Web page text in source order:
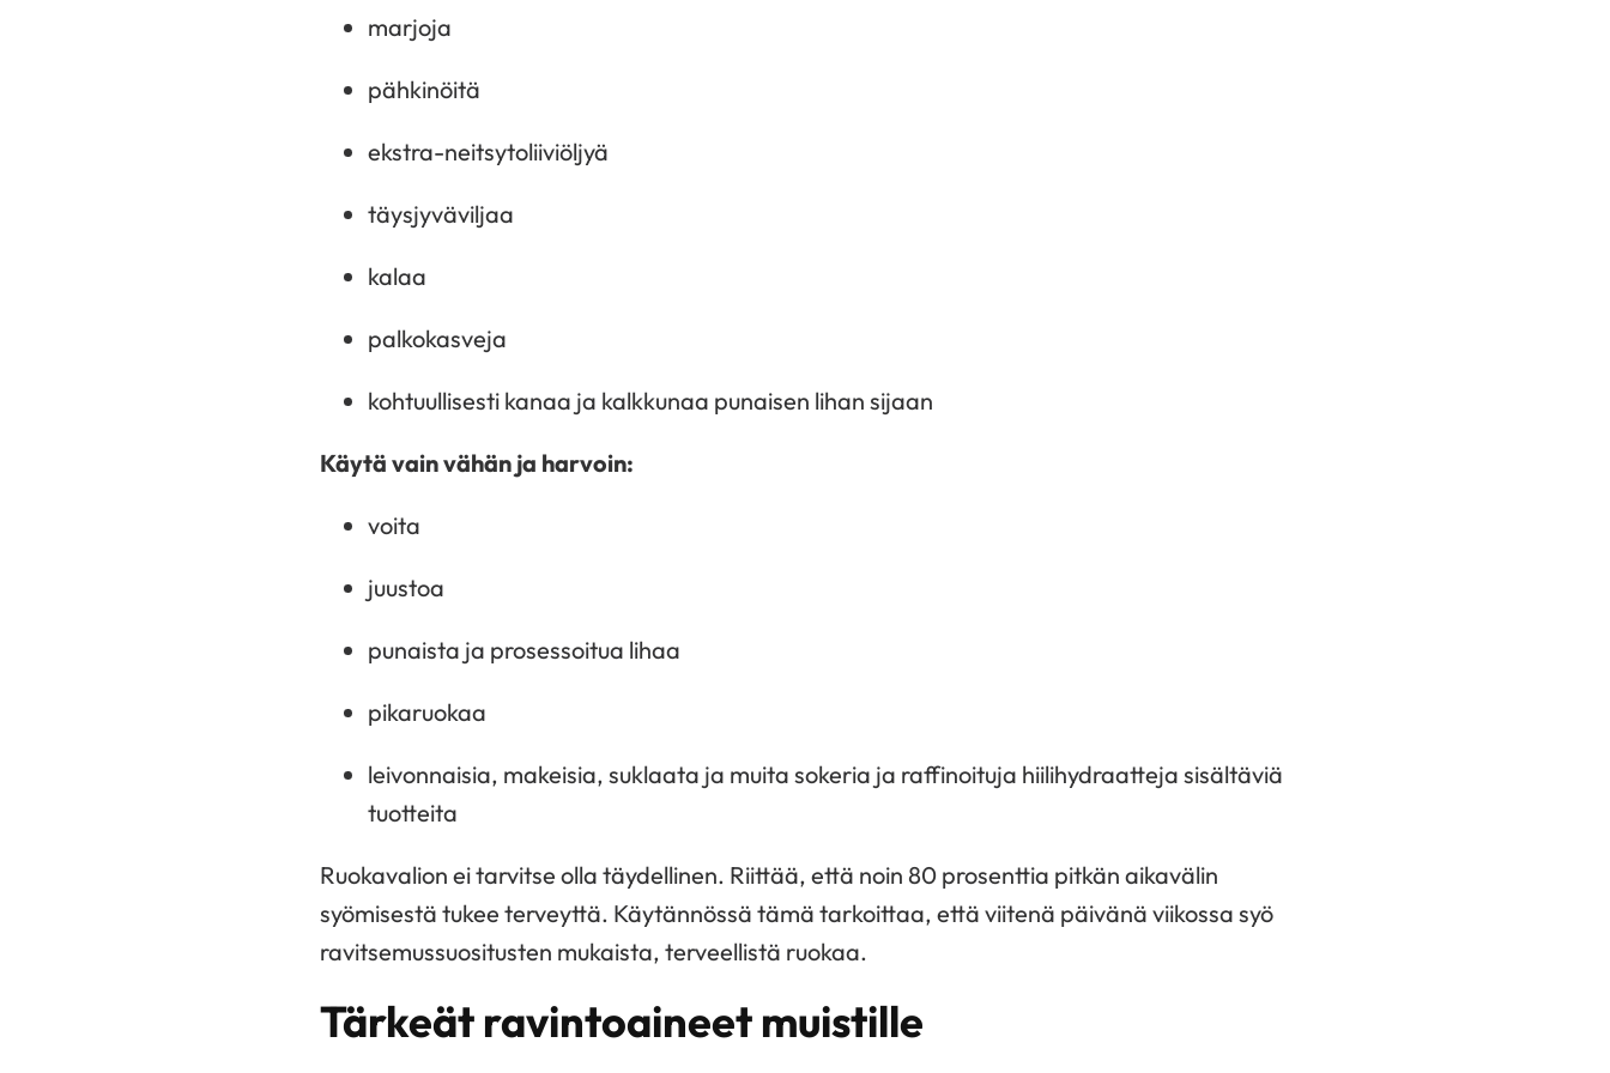
marjoja
pähkinöitä
ekstra-neitsytoliiviöljyä
täysjyväviljaa
kalaa
palkokasveja
kohtuullisesti kanaa ja kalkkunaa punaisen lihan sijaan
Käytä vain vähän ja harvoin:
voita
juustoa
punaista ja prosessoitua lihaa
pikaruokaa
leivonnaisia, makeisia, suklaata ja muita sokeria ja raffinoituja hiilihydraatteja sisältäviä
tuotteita
Ruokavalion ei tarvitse olla täydellinen. Riittää, että noin 80 prosenttia pitkän aikavälin
syömisestä tukee terveyttä. Käytännössä tämä tarkoittaa, että viitenä päivänä viikossa syö
ravitsemussuositusten mukaista, terveellistä ruokaa.
Tärkeät ravintoaineet muistille